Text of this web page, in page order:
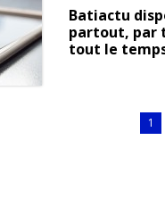
Batiactu
partout, par
tout le
1